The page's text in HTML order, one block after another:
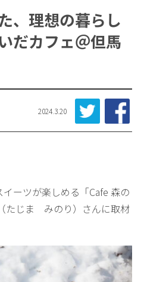
、理想の暮らし
だカフェ＠但馬
2024.3.20
ーツが楽しめる「Cafe 森の
たじま みのり）さんに取材